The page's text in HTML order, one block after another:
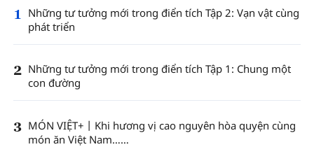
1
Những tư tưởng mới trong điển tích Tập 2: Vạn vật cùng
phát triển
2 Những tư tưởng mới trong điển tích Tập 1: Chung một
con đường
3 MÓN VIỆT+丨Khi hương vị cao nguyên hòa quyện cùng
món ăn Việt Nam……